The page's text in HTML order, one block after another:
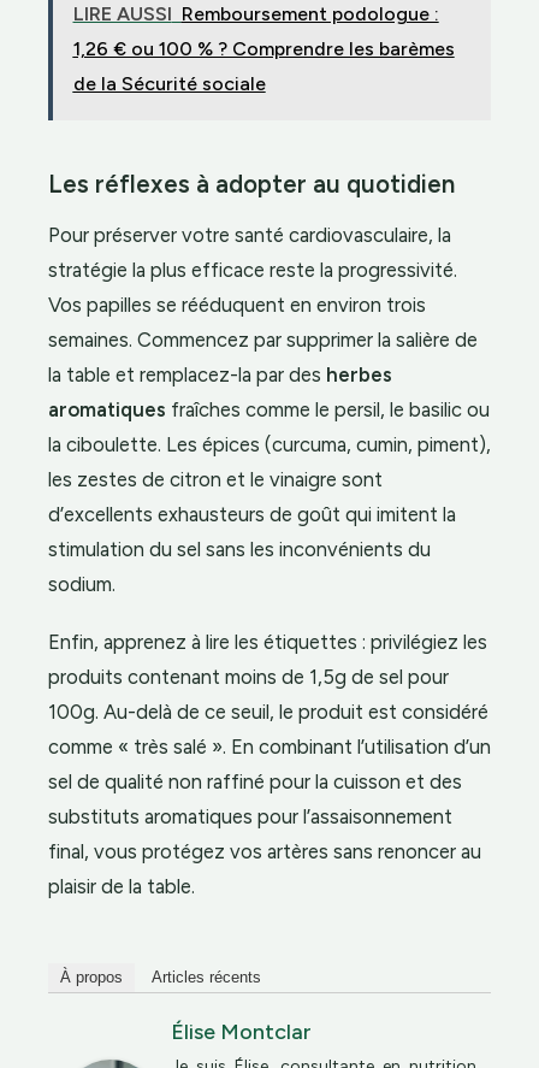
LIRE AUSSI Remboursement podologue :
1,26 € ou 100 % ? Comprendre les barèmes
de la Sécurité sociale
Les réflexes à adopter au quotidien
Pour préserver votre santé cardiovasculaire, la
stratégie la plus efficace reste la progressivité.
Vos papilles se rééduquent en environ trois
semaines. Commencez par supprimer la salière de
la table et remplacez-la par des herbes
aromatiques fraîches comme le persil, le basilic ou
la ciboulette. Les épices (curcuma, cumin, piment),
les zestes de citron et le vinaigre sont
d’excellents exhausteurs de goût qui imitent la
stimulation du sel sans les inconvénients du
sodium.
Enfin, apprenez à lire les étiquettes : privilégiez les
produits contenant moins de 1,5g de sel pour
100g. Au-delà de ce seuil, le produit est considéré
comme « très salé ». En combinant l’utilisation d’un
sel de qualité non raffiné pour la cuisson et des
substituts aromatiques pour l’assaisonnement
final, vous protégez vos artères sans renoncer au
plaisir de la table.
À propos Articles récents
Élise Montclar